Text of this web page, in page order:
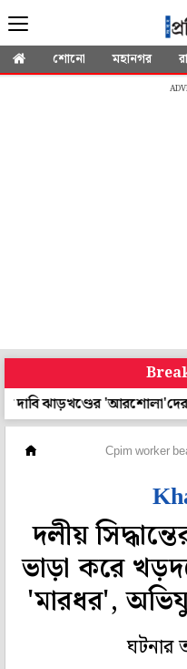
শোনো মহানগর
ঝাড়খণ্ডের 'আরশোলা'দের
Cpim worker
দলীয়
ভাড়া করে
'মারধর',
ঘটনার